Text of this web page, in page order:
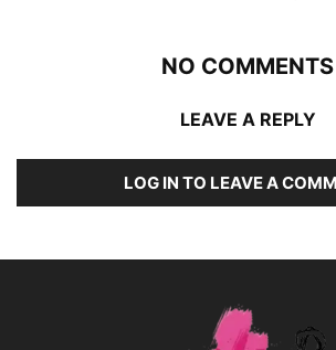
NO COMMENTS
LEAVE A REPLY
LOG IN TO LEAVE A